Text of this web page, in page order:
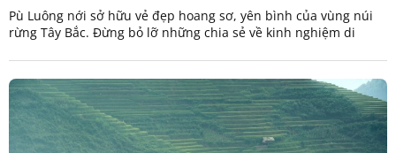
Pù Luông nới sở hữu vẻ đẹp hoang sơ, yên bình của vùng núi
rừng Tây Bắc. Đừng bỏ lỡ những chia sẻ về kinh nghiệm di